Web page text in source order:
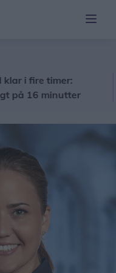
fire timer:
16 minutter